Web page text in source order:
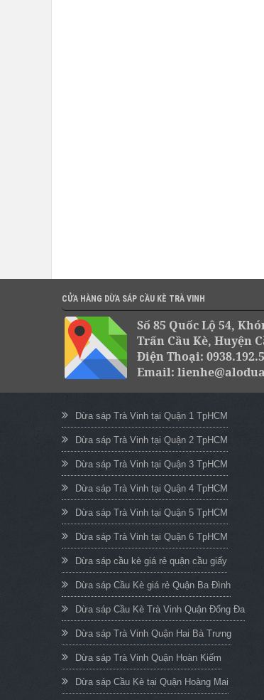
CỬA HÀNG DỪA SÁP CẦU KÈ TRÀ VINH
Số 85 Quốc Lộ 54,
Trấn Cầu Kè, Huyện
Điện Thoại:
Email:
Dừa sáp Trà Vinh tại Quận 1 TpHCM
Dừa sáp Trà Vinh tại Quận 2 TpHCM
Dừa sáp Trà Vinh tại Quận 3 TpHCM
Dừa sáp Trà Vinh tại Quận 4 TpHCM
Dừa sáp Trà Vinh tại Quận 5 TpHCM
Dừa sáp Trà Vinh tại Quận 6 TpHCM
Dừa sáp cầu kè giá rẻ quận cầu giấy
Dừa sáp Cầu Kè giá rẻ Quận Ba Đình
Dừa sáp Cầu Kè Trà Vinh Quận Đống Đa
Dừa sáp Trà Vinh Quận Hai Bà Trưng
Dừa sáp Trà Vinh Quận Hoàn Kiếm
Dừa sáp Cầu Kè tại Quận Hoàng Mai